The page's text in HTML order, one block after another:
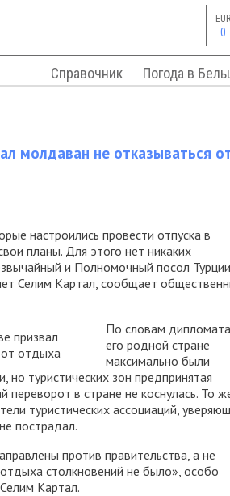
EUR
0
Справочник Погода в
молдаван не отказываться
настроились провести отпуска в
планы. Для этого нет никаких
и Полномочный посол
Селим Картал, сообщает
По словам
его родной стране
максимально были
но туристических зон предпринятая
переворот в стране не коснулась. То
туристических ассоциаций,
пострадал.
против правительства, а не
столкновений не было», особо
Картал.